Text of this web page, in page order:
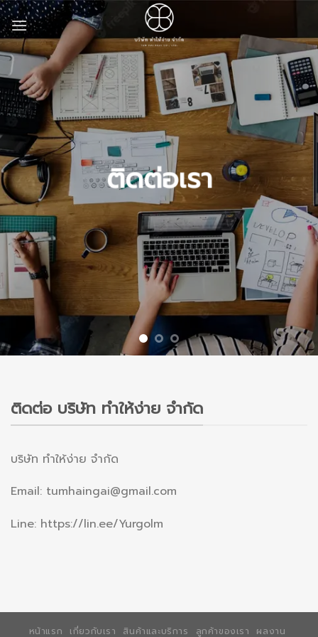
Skip
to
content
ติดต่อเรา
ติดต่อ บริษัท ทำให้ง่าย จำกัด
บริษัท ทำให้ง่าย จำกัด
Email: tumhaingai@gmail.com
Line: https://lin.ee/Yurgolm
หน้าแรก เกี่ยวกับเรา สินค้าและบริการ ลูกค้าของเรา ผลงาน